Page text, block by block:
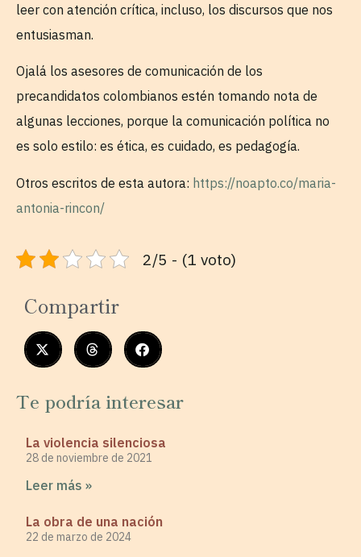
leer con atención crítica, incluso, los discursos que nos
entusiasman.
Ojalá los asesores de comunicación de los
precandidatos colombianos estén tomando nota de
algunas lecciones, porque la comunicación política no
es solo estilo: es ética, es cuidado, es pedagogía.
Otros escritos de esta autora: https://noapto.co/maria-
antonia-rincon/
2/5 - (1 voto)
Compartir
Te podría interesar
La violencia silenciosa
28 de noviembre de 2021
Leer más »
La obra de una nación
22 de marzo de 2024